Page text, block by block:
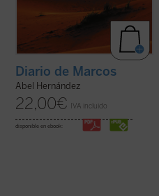
Diario de Marcos
Abel Hernández
22,00€ IVA incluido
disponible en ebook: